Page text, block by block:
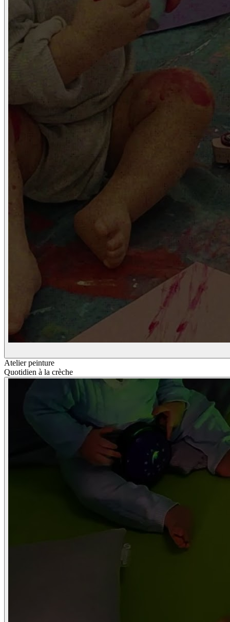
Atelier peinture
Quotidien à la crèche